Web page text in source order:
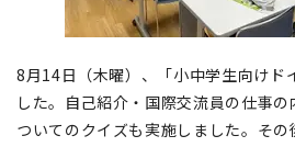
8月14日（木曜）、「小中学生向けド
した。自己紹介・国際交流員の仕事
ついてのクイズも実施しました。そ